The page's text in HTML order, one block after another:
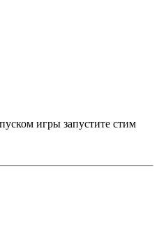
игры запустите стим